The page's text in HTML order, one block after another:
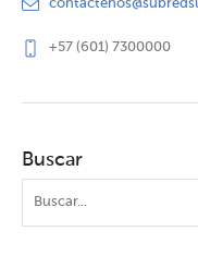
+57 (601) 7300000
Buscar